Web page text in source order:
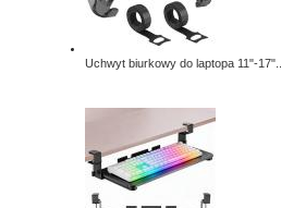
Uchwyt biurkowy do laptopa 11"-17"...